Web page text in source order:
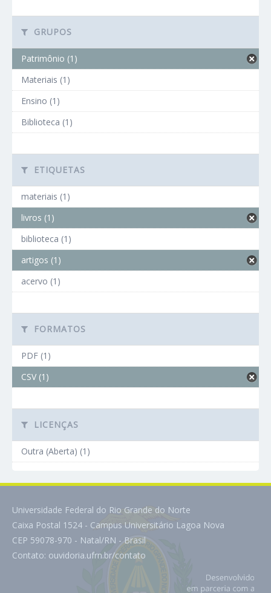
GRUPOS
Patrimônio (1)
Materiais (1)
Ensino (1)
Biblioteca (1)
ETIQUETAS
materiais (1)
livros (1)
biblioteca (1)
artigos (1)
acervo (1)
FORMATOS
PDF (1)
CSV (1)
LICENÇAS
Outra (Aberta) (1)
Universidade Federal do Rio Grande do Norte
Caixa Postal 1524 - Campus Universitário Lagoa Nova
CEP 59078-970 - Natal/RN - Brasil
Contato: ouvidoria.ufrn.br/contato